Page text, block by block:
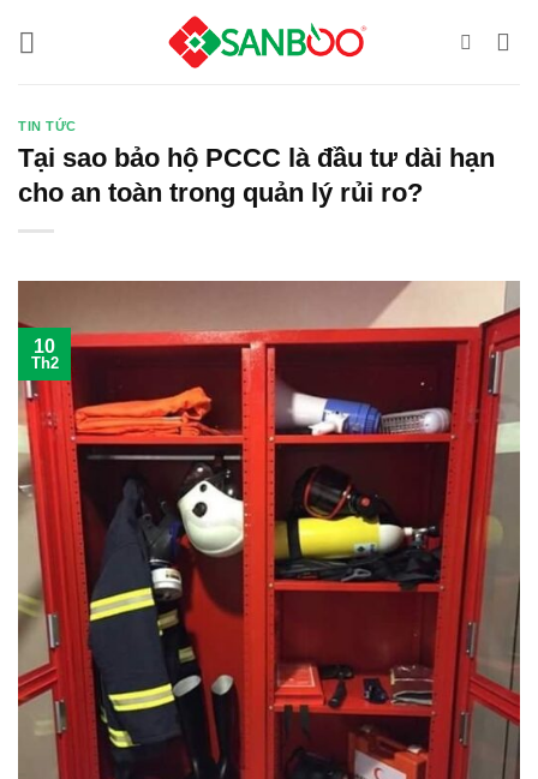
TIN TỨC
Tại sao bảo hộ PCCC là đầu tư dài hạn
cho an toàn trong quản lý rủi ro?
10
Th2